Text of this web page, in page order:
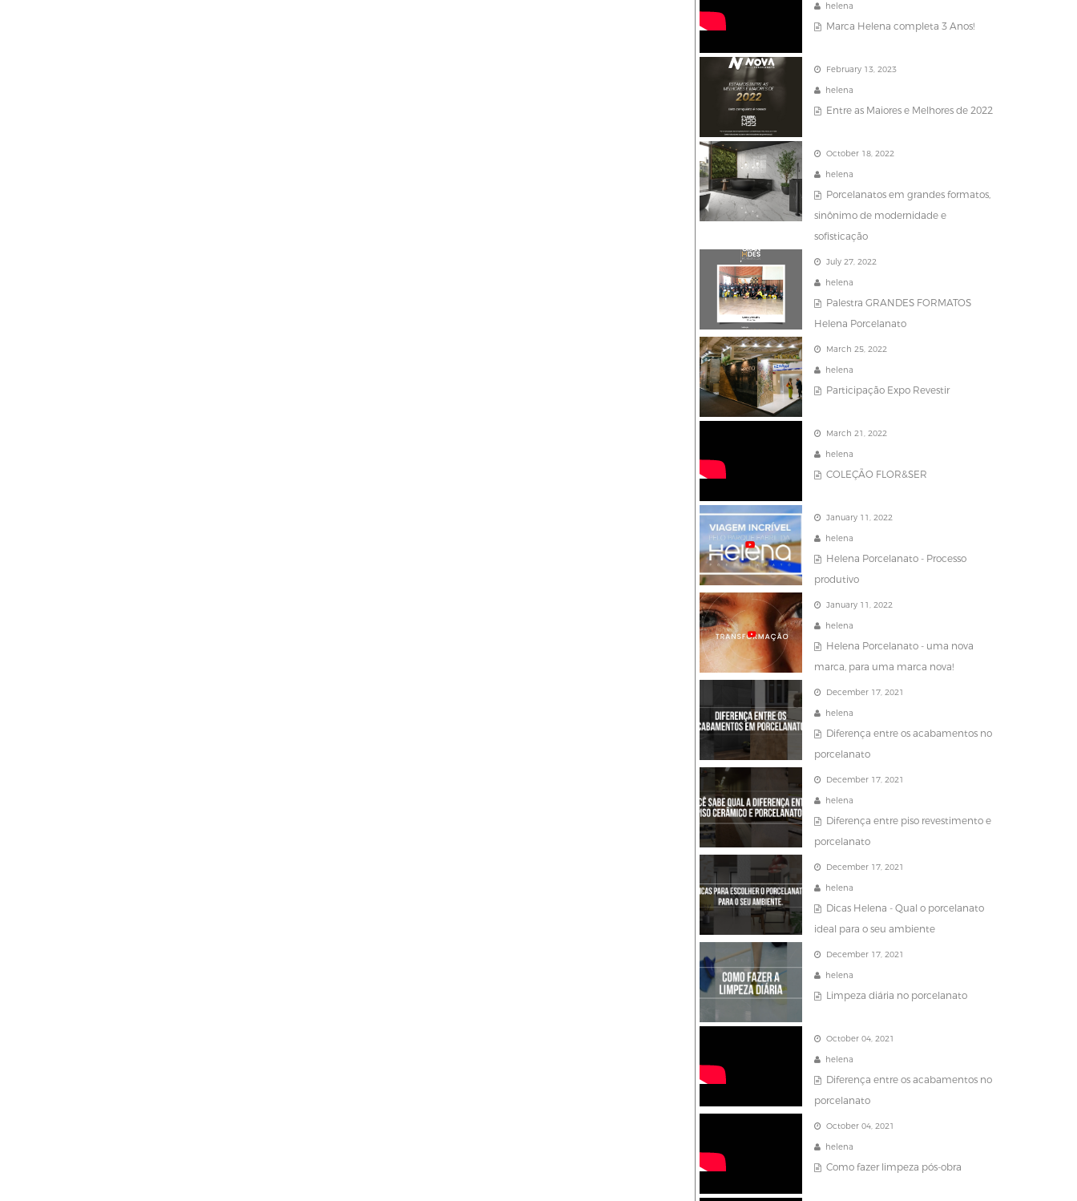
helena
Marca Helena completa 3 Anos!
February 13, 2023
helena
Entre as Maiores e Melhores de 2022
October 18, 2022
helena
Porcelanatos em grandes formatos,
sinônimo de modernidade e
sofisticação
July 27, 2022
helena
Palestra GRANDES FORMATOS
Helena Porcelanato
March 25, 2022
helena
Participação Expo Revestir
March 21, 2022
helena
COLEÇÃO FLOR&SER
January 11, 2022
helena
Helena Porcelanato - Processo
produtivo
January 11, 2022
helena
Helena Porcelanato - uma nova
marca, para uma marca nova!
December 17, 2021
helena
Diferença entre os acabamentos no
porcelanato
December 17, 2021
helena
Diferença entre piso revestimento e
porcelanato
December 17, 2021
helena
Dicas Helena - Qual o porcelanato
ideal para o seu ambiente
December 17, 2021
helena
Limpeza diária no porcelanato
October 04, 2021
helena
Diferença entre os acabamentos no
porcelanato
October 04, 2021
helena
Como fazer limpeza pós-obra